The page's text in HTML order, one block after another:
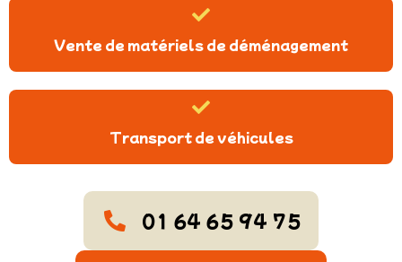
Vente de matériels de déménagement
Transport de véhicules
01 64 65 94 75